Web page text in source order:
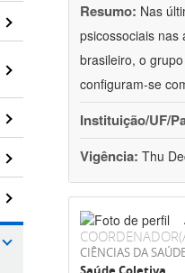
Resumo: Nas
psicossociais nas
brasileiro, o
configuram-se
Instituição/UF/
Vigência: Thu
CIÊNCIAS DA